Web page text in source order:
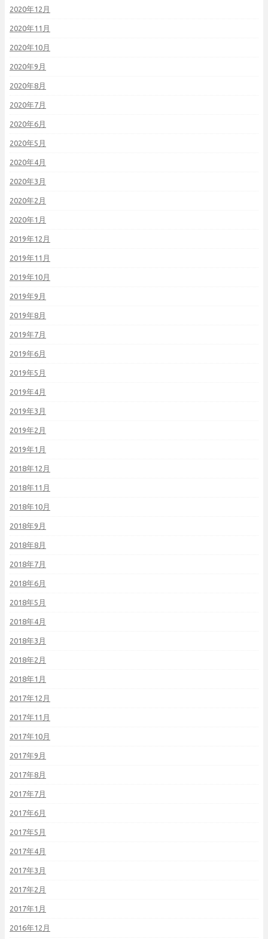
2020年12月
2020年11月
2020年10月
2020年9月
2020年8月
2020年7月
2020年6月
2020年5月
2020年4月
2020年3月
2020年2月
2020年1月
2019年12月
2019年11月
2019年10月
2019年9月
2019年8月
2019年7月
2019年6月
2019年5月
2019年4月
2019年3月
2019年2月
2019年1月
2018年12月
2018年11月
2018年10月
2018年9月
2018年8月
2018年7月
2018年6月
2018年5月
2018年4月
2018年3月
2018年2月
2018年1月
2017年12月
2017年11月
2017年10月
2017年9月
2017年8月
2017年7月
2017年6月
2017年5月
2017年4月
2017年3月
2017年2月
2017年1月
2016年12月